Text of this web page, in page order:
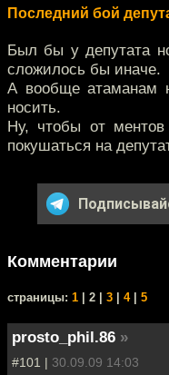
Последний бой
Был бы у депутата
сложилось бы иначе.
А вообще атаманам
носить.
Ну, чтобы от
покушаться на
Комментарии
cтраницы: 1 | 2 | 3 4| 5
prosto_phil.86 »
#101 | 30.09.09 14:03